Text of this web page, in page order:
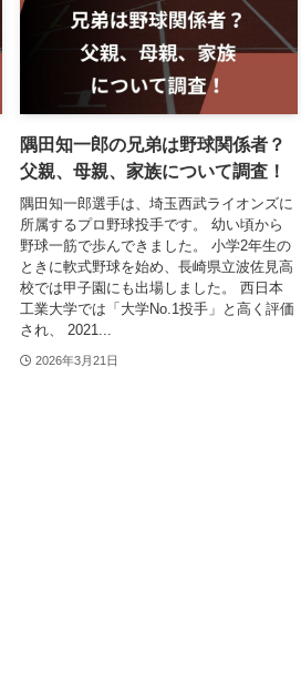
隅田知一郎の兄弟は野球関係者？
父親、母親、家族について調査！
隅田知一郎選手は、埼玉西武ライオンズに
所属するプロ野球投手です。 幼い頃から
野球一筋で歩んできました。 小学2年生の
ときに軟式野球を始め、長崎県立波佐見高
校では甲子園にも出場しました。 西日本
工業大学では「大学No.1投手」と高く評価
され、 2021...
2026年3月21日